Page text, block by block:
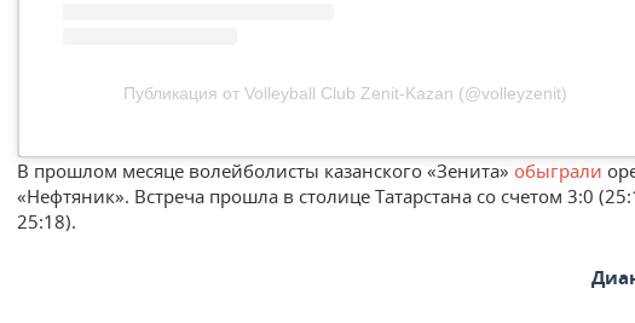
Публикация от Volleyball Club Zenit-Kazan (@volleyzenit)
В прошлом месяце волейболисты казанского «Зенита» обыграли
«Нефтяник». Встреча прошла в столице Татарстана со счетом 3:0
25:18).